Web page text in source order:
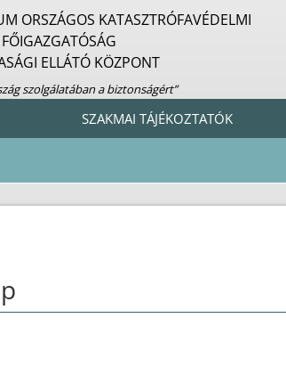
ORSZÁGOS KATASZTRÓFAVÉDELMI
FŐIGAZGATÓSÁG
ELLÁTÓ KÖZPONT
szolgálatában a biztonságért”
SZAKMAI TÁJÉKOZTATÓK